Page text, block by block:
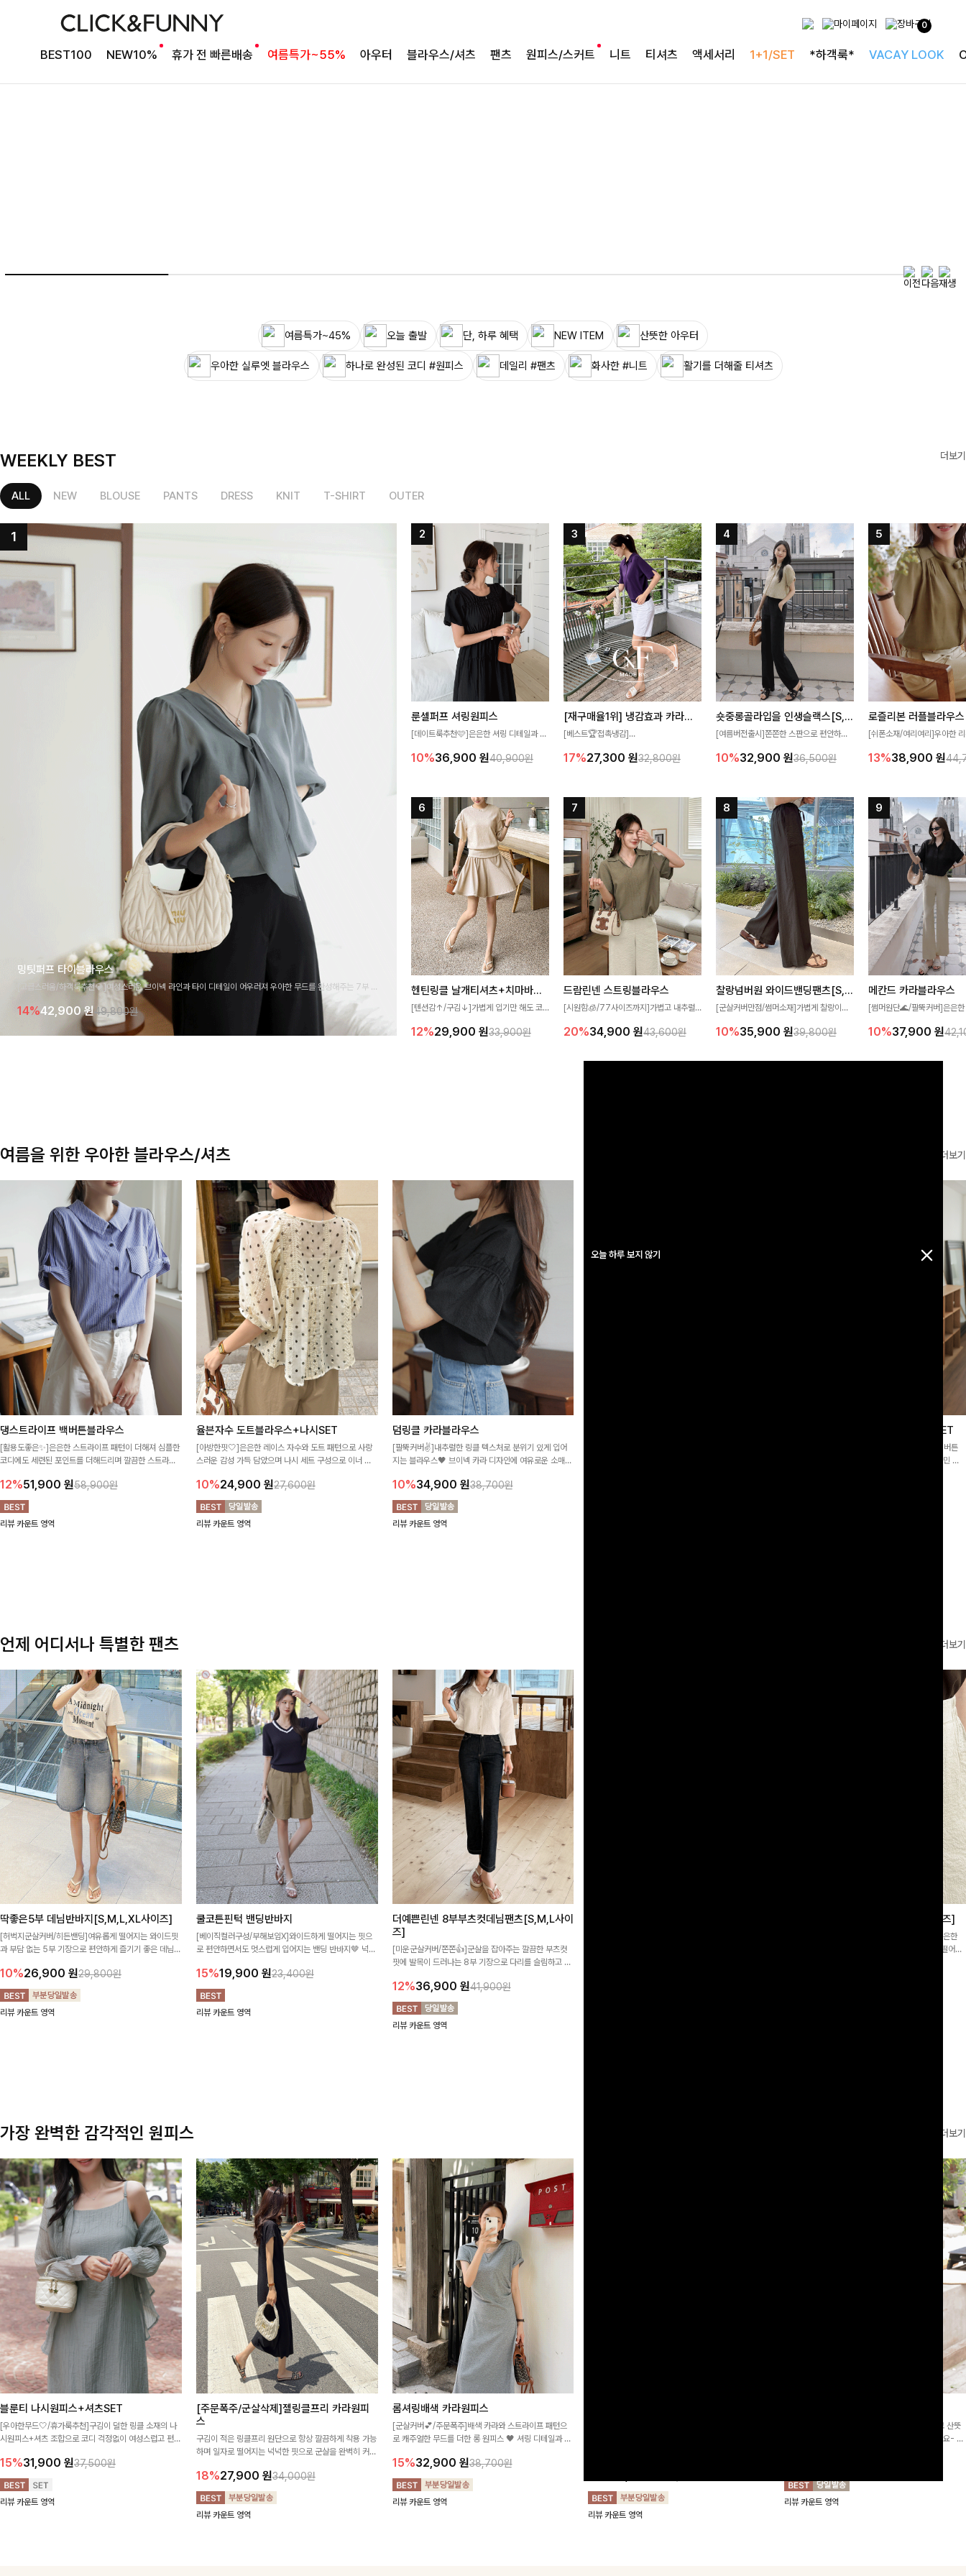
0
BEST100 NEW10% 휴가 전 빠른배송 여름특가~55% 아우터 블라우스/셔츠 팬츠 원피스/스커트 니트 티셔츠 액세서리 1+1/SET *하객룩* VACAY LOOK
오늘 하루 보지 않기
여름의 끝을 완성할
감각적인 원피스
특별한 날을 빛내는
하객룩의 정석
여름특가~45% 오늘 출발 단, 하루 혜택 NEW ITEM 산뜻한 아우터
우아한 실루엣 블라우스 하나로 완성된 코디 #원피스 데일리 #팬츠 화사한 #니트 활기를 더해줄 티셔츠
WEEKLY BEST 더보기
ALL NEW BLOUSE PANTS DRESS KNIT T-SHIRT OUTER
밍팃퍼프 타이블라우스
[고급스러움/하객룩추천💎]여성스러운 브이넥 라인과 타이 디테일이 어우러져 우아한 무드를 완성해주는 7부 블
라우스 🤍 여유로운 7부 소매로 편안하게 착용되며 데일리룩부터 출근룩, 하객룩까지 세련된 스타일링을 연출하
기 좋은 아이템이에요
14%42,900원 49,800원
룬셀퍼프 셔링원피스
[데이트룩추천🩷]은은한 셔링 디테일과 퍼
성해주는 원피스🤍 허리 스모크 밴딩이 슬
즐기기 좋아요
10%36,900 원40,900원
[재구매율1위] 냉감효과 카라니트
[베스트🏆접촉냉감]
고 가벼운 소재감으로 여름에도 시원하게
17%27,300 원32,800원
숏중롱골라입을 인생슬랙스[S,M,L,XL사이즈]
[여름버전출시]쫀쫀한 스판으로 편안하게
숏·기본·롱 기장과 와이드·부츠컷 핏까지 취
10%32,900 원36,500원
로즐리본 러플블라우스
[쉬폰소재/여리여리]우아한
분위기를 더해주는 블라우스
좋아요
13%38,900 원
헨틴링클 날개티셔츠+치마바지SET
[텐션감↑/구김↓]가볍게 입기만 해도 코
게 퍼지는 프릴 날개 소매가 우아한 포인트
12%29,900 원33,900원
드람린넨 스트링블라우스
[시원함🧊/77사이즈까지]가볍고 내추럴
없는 슬릿 카라 디자인이 얼굴선을 더욱 시
20%34,900 원43,600원
찰랑넘버원 와이드밴딩팬츠[S,M,L사이즈]
[군살커버만점/썸머소재]가볍게 찰랑이는
편안하게 착용하실 수 있는 팬츠입니다 🖤
감 있는 착용감을 더해드려요!
10%35,900 원39,800원
메칸드 카라블라우스
[썸머원단🌊/팔뚝커버]은은
세련된 무드를 연출해주는 블
은 베이직한 디자인!
10%37,900 원
여름을 위한 우아한 블라우스/셔츠 더보기
댕스트라이프 백버튼블라우스
[활용도좋은✨]은은한 스트라이프 패턴이 더해져 심플한
코디에도 세련된 포인트를 더해드리며 깔끔한 스트라이
12%51,900 원58,900원
리뷰 카운트 영역
율븐자수 도트블라우스+나시SET
[아방한핏🤍]은은한 레이스 자수와 도트 패턴으로 사랑
스러운 감성 가득 담았으며 나시 세트 구성으로 이너 걱
10%24,900 원27,600원
리뷰 카운트 영역
덤링클 카라블라우스
[팔뚝커버✌]내추럴한 링클 텍스처로 분위기 있게 입어
지는 블라우스🖤 브이넥 카라 디자인에 여유로운 소매핏
10%34,900 원38,700원
리뷰 카운트 영역
제딧레이어드 블라우스+플레어팬츠SET
[완성도높은💗]레이어드한 듯 자연스러운 나시와 버튼
원피스가 함께 구성된 세트 아이템입니다. 코디 고민 없
언제 어디서나 특별한 팬츠 더보기
딱좋은5부 데님반바지[S,M,L,XL사이즈]
[허벅지군살커버/히든밴딩]여유롭게 떨어지는 와이드핏
과 부담 없는 5부 기장으로 편안하게 즐기기 좋은 데님
디한 무드로 연출
10%26,900 원29,800원
리뷰 카운트 영역
쿨코튼핀턱 밴딩반바지
[베이직컬러구성/부해보임X]와이드하게 떨어지는 핏으
로 편안하면서도 멋스럽게 입어지는 밴딩 반바지🤎 넉넉
높게 즐겨지는 아이템!
15%19,900 원23,400원
리뷰 카운트 영역
더예쁜린넨 8부부츠컷데님팬츠[S,M,L사이
즈]
[미운군살커버/쫀쫀👍]군살을 잡아주는 깔끔한 부츠컷
핏에 발목이 드러나는 8부 기장으로 다리를 슬림하고 길
요~!
12%36,900 원41,900원
리뷰 카운트 영역
쿨링버튼 8부와이드팬츠[FREE,L사이즈]
[바스락소재💙/8부기장]사이드 버튼 디테일이 은은한
포인트가 되어주는 와이드 팬츠입니다. 여유롭게 떨어지
가장 완벽한 감각적인 원피스 더보기
블룬티 나시원피스+셔츠SET
[우아한무드🤍/휴가룩추천]구김이 덜한 링클 소재의 나
시원피스+셔츠 조합으로 코디 걱정없이 여성스럽고 편안
15%31,900 원37,500원
리뷰 카운트 영역
[주문폭주/군살삭제]젤링클프리 카라원피
스
구김이 적은 링클프리 원단으로 항상 깔끔하게 착용 가능
하며 일자로 떨어지는 넉넉한 핏으로 군살을 완벽히 커버
18%27,900 원34,000원
리뷰 카운트 영역
롬셔링배색 카라원피스
[군살커버💕/주문폭주]배색 카라와 스트라이프 패턴으
로 캐주얼한 무드를 더한 롱 원피스 🖤 셔링 디테일과 쫀
15%32,900 원38,700원
리뷰 카운트 영역
리뷰 카운트 영역
[청순무드/체형커버]꾸안꾸 무드의 정석🤍 가볍고 산뜻
한 착용감으로 여름 내내 손이 자주 가는 원피스예요- 은
리뷰 카운트 영역